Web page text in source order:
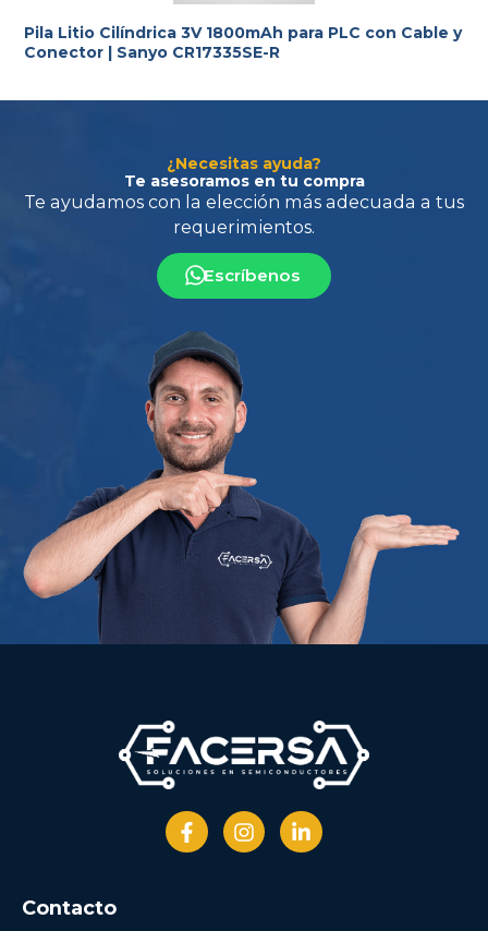
Pila Litio Cilíndrica 3V 1800mAh para PLC con Cable y
Conector | Sanyo CR17335SE-R
¿Necesitas ayuda?
Te asesoramos en tu compra
Escríbenos
Contacto